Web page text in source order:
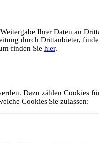
Ihrer Daten an
durch Drittanbieter,
finden Sie hier.
Dazu zählen Cookies
Cookies Sie zulassen: